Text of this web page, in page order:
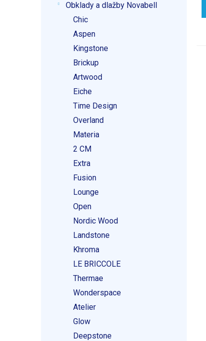
Obklady a dlažby Novabell
Chic
Aspen
Kingstone
Brickup
Artwood
Eiche
Time Design
Overland
Materia
2 CM
Extra
Fusion
Lounge
Open
Nordic Wood
Landstone
Khroma
LE BRICCOLE
Thermae
Wonderspace
Atelier
Glow
Deepstone